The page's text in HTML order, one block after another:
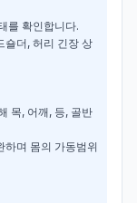
를 확인합니다.
숄더, 허리 긴장 상
목, 어깨, 등, 골반
하며 몸의 가동범위